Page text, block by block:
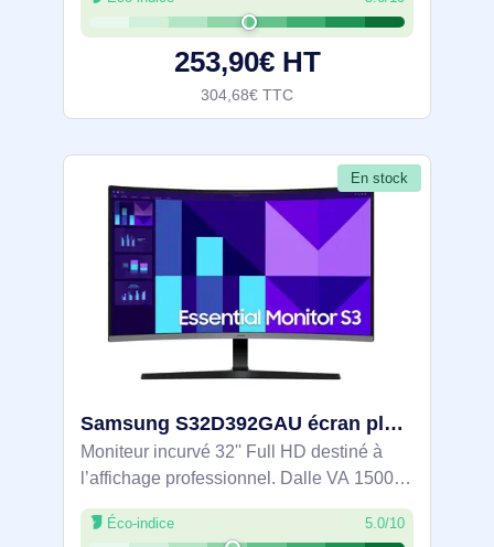
HDR10 et 99% sRGB pour des couleurs
fidèles. FreeSync et compatible G-SYNC
253,90€ HT
304,68€ TTC
En stock
Samsung S32D392GAU écran plat de PC 81,3 cm (32") 1920 x 1080 pixels Full HD LED Noir - LS32D392GAUXEN
Moniteur incurvé 32'' Full HD destiné à
l’affichage professionnel. Dalle VA 1500R
100 Hz et temps de réponse 4 ms pour
une image fluide, contraste 3000:1 et
Éco-indice 5.0/10